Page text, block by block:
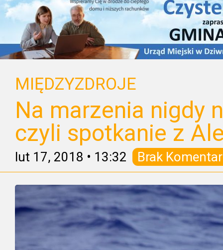
MIĘDZYZDROJE
Na marzenia nigdy
czyli spotkanie z
lut 17, 2018 • 13:32 Brak